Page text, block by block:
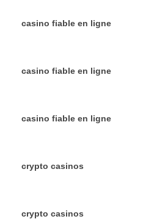
casino fiable en ligne
casino fiable en ligne
casino fiable en ligne
crypto casinos
crypto casinos